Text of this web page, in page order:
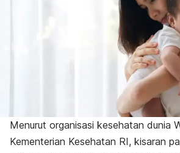
Menurut organisasi kesehatan dunia
Kementerian Kesehatan RI, kisaran